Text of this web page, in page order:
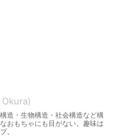
造・生物構造・社会構造など構
おもちゃにも目がない。趣味は
。